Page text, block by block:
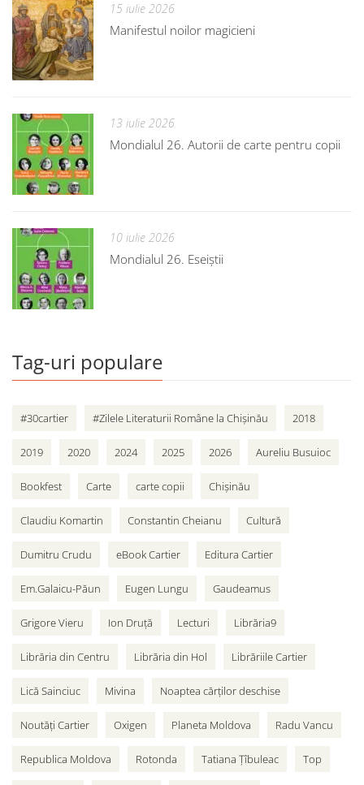
15 iulie 2026
Manifestul noilor magicieni
13 iulie 2026
Mondialul 26. Autorii de carte pentru copii
10 iulie 2026
Mondialul 26. Eseiștii
Tag-uri populare
#30cartier #Zilele Literaturii Române la Chișinău 2018
2019 2020 2024 2025 2026 Aureliu Busuioc
Bookfest Carte carte copii Chișinău
Claudiu Komartin Constantin Cheianu Cultură
Dumitru Crudu eBook Cartier Editura Cartier
Em.Galaicu-Păun Eugen Lungu Gaudeamus
Grigore Vieru Ion Druță Lecturi Librăria9
Librăria din Centru Librăria din Hol Librăriile Cartier
Lică Sainciuc Mivina Noaptea cărților deschise
Noutăți Cartier Oxigen Planeta Moldova Radu Vancu
Republica Moldova Rotonda Tatiana Țîbuleac Top